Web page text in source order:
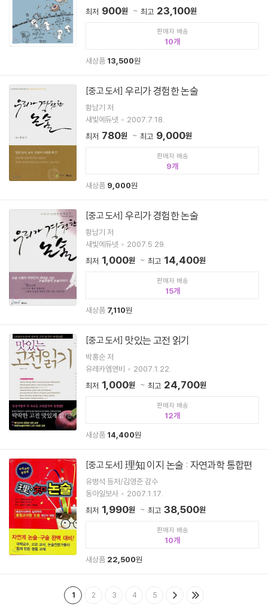
최저 900원 최고 23,100원
판매자 배송
10
새상품 13,500원
[중고 도서] 우리가 경험한 논술
황남기 저
새빛에듀넷
2007.7.18.
최저 780원 최고 9,000원
판매자 배송
9
새상품 9,000원
[중고 도서] 우리가 경험한 논술
황남기 저
새빛에듀넷
2007.5.29.
최저 1,000원 최고 14,400원
판매자 배송
15
새상품 7,110원
[중고 도서] 맛있는 고전 읽기
박홍순 저
유레카엠앤비
2007.1.22.
최저 1,000원 최고 24,700원
판매자 배송
12
새상품 14,400원
[중고 도서] 理知 이지 논술 : 자연과학 통합편
유병석 등저/김영준 감수
동아일보사
2007.1.17.
최저 1,990원 최고 38,500원
판매자 배송
10
새상품 22,500원
1 2 3 4 5